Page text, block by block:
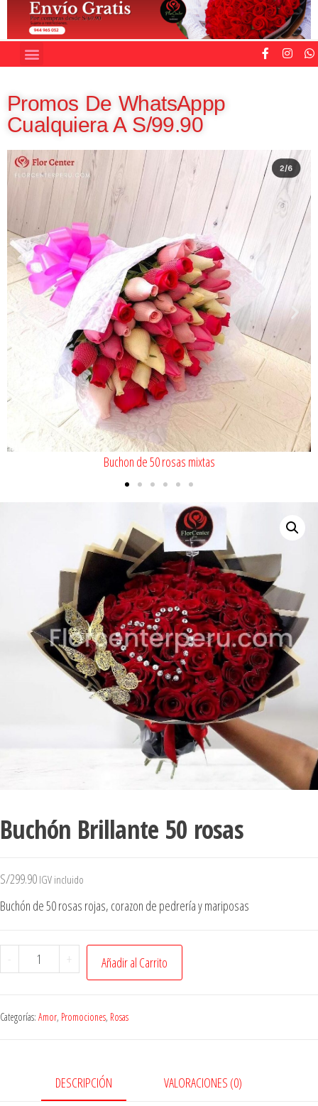
Promos De WhatsAppp
Cualquiera A S/99.90
Buchon de 50 rosas mixtas
Buchón Brillante 50 rosas
S/299.90 IGV incluido
Buchón de 50 rosas rojas, corazon de pedrería y mariposas
- + Añadir al Carrito
Categorías: Amor, Promociones, Rosas
DESCRIPCIÓN VALORACIONES (0)